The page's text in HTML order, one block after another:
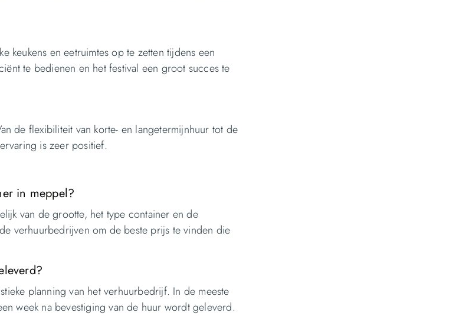
keukens en eetruimtes op te zetten tijdens een
te bedienen en het festival een groot succes te
de flexibiliteit van korte- en langetermijnhuur tot de
is zeer positief.
in meppel?
van de grootte, het type container en de
verhuurbedrijven om de beste prijs te vinden die
planning van het verhuurbedrijf. In de meeste
week na bevestiging van de huur wordt geleverd.